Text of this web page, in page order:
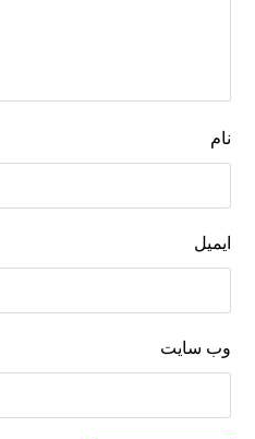
نام
ایمیل
وب‌ سایت